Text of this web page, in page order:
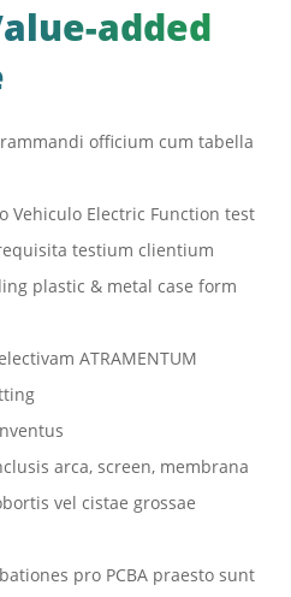
added
officium cum tabella
Vehiculo Electric Function test
testium clientium
plastic & metal case form
ATRAMENTUM
arca, screen, membrana
vel cistae grossae
pro PCBA praesto sunt